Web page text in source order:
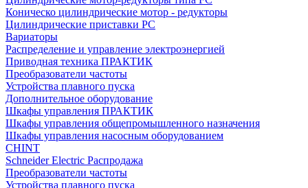
Коническо цилиндрические мотор - редукторы
Цилиндрические приставки PC
Вариаторы
Распределение и управление электроэнергией
Приводная техника ПРАКТИК
Преобразователи частоты
Устройства плавного пуска
Дополнительное оборудование
Шкафы управления ПРАКТИК
Шкафы управления общепромышленного назначения
Шкафы управления насосным оборудованием
CHINT
Schneider Electric Распродажа
Преобразователи частоты
Устройства плавного пуска